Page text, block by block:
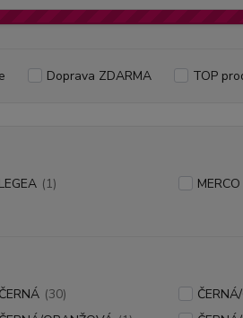
Doprava ZDARMA TOP
LEGEA (1) MERCO
ČERNÁ (30)